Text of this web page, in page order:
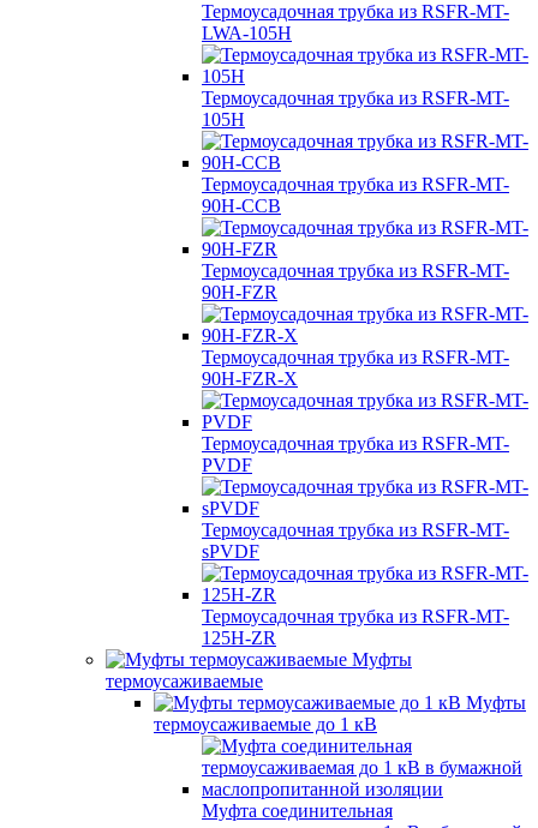
Термоусадочная трубка из RSFR-MT-
LWA-105H
Термоусадочная трубка из RSFR-MT-
105H
Термоусадочная трубка из RSFR-MT-
90H-CCB
Термоусадочная трубка из RSFR-MT-
90H-FZR
Термоусадочная трубка из RSFR-MT-
90H-FZR-X
Термоусадочная трубка из RSFR-MT-
PVDF
Термоусадочная трубка из RSFR-MT-
sPVDF
Термоусадочная трубка из RSFR-MT-
125H-ZR
Муфты
термоусаживаемые
Муфты
термоусаживаемые до 1 кВ
Муфта соединительная